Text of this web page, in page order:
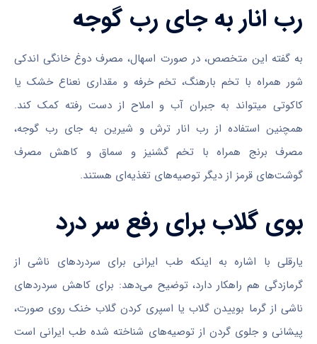
رب انار به جای رب گوجه
به گفته این متخصص، در صورت اسهال، مصرف دوغ خانگی اندکی
شور همراه با تخم بارهنگ، تخم خرفه و مقداری نعناع خشک یا
کاکوتی می‎تواند به جبران آب و املاح از دست رفته کمک کند.
همچنین استفاده از رب انار ترش و شیرین به جای رب گوجه،
مصرف برنج همراه با تخم گشنیز و سماق و کاهش مصرف
گوشت‌های قرمز از دیگر توصیه‌‏های تغذیه‌‏ای هستند.
بوی گلاب برای رفع سر درد
یارقلی با اشاره به اینکه طب ایرانی برای سردردهای ناشی از
گرمازدگی هم راهکار دارد، توضیح می‌دهد: برای کاهش سردردهای
ناشی از گرما بوییدن گلاب یا اسپری کردن گلاب خنک روی صورت،
پیشانی و جلوی گردن از توصیه‌های شناخته‏ شده طب ایرانی است